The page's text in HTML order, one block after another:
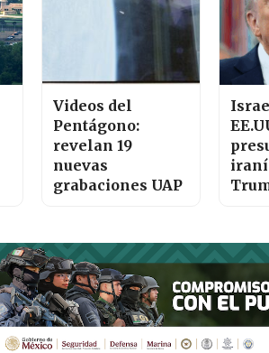
Videos del
Pentágono:
revelan 19
nuevas
grabaciones UAP